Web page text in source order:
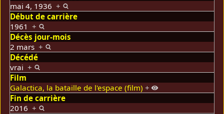
mai 4, 1936 +
Début de carrière
1961 +
Décès jour-mois
2 mars+
Décédé
vrai+
Film
Galactica, la bataille de l'espace (film) +
Fin de carrière
2016 +